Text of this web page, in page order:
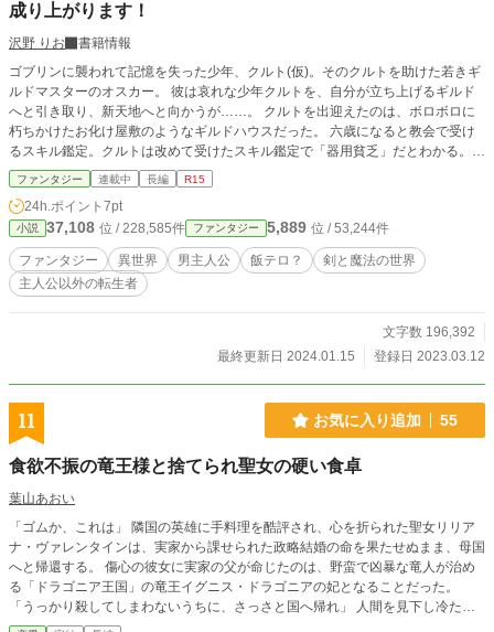
成り上がります！
沢野 りお
書籍情報
ゴブリンに襲われて記憶を失った少年、クルト(仮)。そのクルトを助けた若きギ
ルドマスターのオスカー。 彼は哀れな少年クルトを、自分が立ち上げるギルド
へと引き取り、新天地へと向かうが……。 クルトを出迎えたのは、ボロボロに
朽ちかけたお化け屋敷のようなギルドハウスだった。 六歳になると教会で受け
るスキル鑑定。クルトは改めて受けたスキル鑑定で「器用貧乏」だとわかる。
全ての能力において平均、もしくは初級レベルのまま成長できないハズレスキル
と嫌われる「器用貧乏」 しかもオスカーは、幼馴染である仲間からギルドの加
入をすっぽかされ窮地に陥る。 果たしてクルトとオスカーはギルドを無事に立
ち上げランクを上げていくことができるのか？ ギルドの仲間を増やして、ダン
ジョン攻略に挑めるのか？ そして……クルトの隠されたスキル「異世界レシ
ピ」の真の能力とは？ ギルドハウスを整え、しかも畑も薬草畑も家畜も揃え
て、いつのまにか快適住空間へ変貌し、追い詰められて挑戦したダンジョンのハ
います。
ファンタジー 連載中 長編 R15
24h.ポイント 7pt
小説 37,108 位 / 228,585件 ファンタジー 5,889 位 / 53,244件
ファンタジー 異世界 男主人公 飯テロ？
剣と魔法の世界
主人公以外の転生者
文字数 196,392
最終更新日 2024.01.15
登録日 2023.03.12
11 お気に入り追加 55
食欲不振の竜王様と捨てられ聖女の硬い食卓
葉山あおい
「ゴムか、これは」 隣国の英雄に手料理を酷評され、心を折られた聖女リリア
ナ・ヴァレンタインは、実家から課せられた政略結婚の命を果たせぬまま、母国
へと帰還する。 傷心の彼女に実家の父が命じたのは、野蛮で凶暴な竜人が治め
る「ドラゴニア王国」の竜王イグニス・ドラゴニアの妃となることだった。
「うっかり殺してしまわないうちに、さっさと国へ帰れ」 人間を見下し冷たく
言い放つイグニス。しかし、リリアナの手料理を食べて態度が一変。それは、普